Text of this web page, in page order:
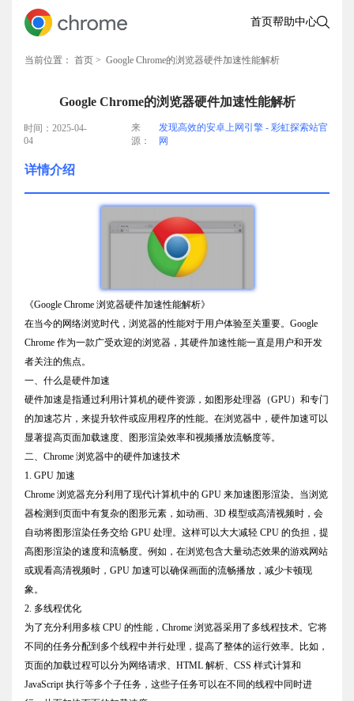
首页帮助中心
当前位置： 首页 > Google Chrome的浏览器硬件加速性能解析
Google Chrome的浏览器硬件加速性能解析
时间：2025-04-
04
来
源：
发现高效的安卓上网引擎 - 彩虹探索站官
网
详情介绍
《Google Chrome 浏览器硬件加速性能解析》
在当今的网络浏览时代，浏览器的性能对于用户体验至关重要。Google
Chrome 作为一款广受欢迎的浏览器，其硬件加速性能一直是用户和开发
者关注的焦点。
一、什么是硬件加速
硬件加速是指通过利用计算机的硬件资源，如图形处理器（GPU）和专门
的加速芯片，来提升软件或应用程序的性能。在浏览器中，硬件加速可以
显著提高页面加载速度、图形渲染效率和视频播放流畅度等。
二、Chrome 浏览器中的硬件加速技术
1. GPU 加速
Chrome 浏览器充分利用了现代计算机中的 GPU 来加速图形渲染。当浏览
器检测到页面中有复杂的图形元素，如动画、3D 模型或高清视频时，会
自动将图形渲染任务交给 GPU 处理。这样可以大大减轻 CPU 的负担，提
高图形渲染的速度和流畅度。例如，在浏览包含大量动态效果的游戏网站
或观看高清视频时，GPU 加速可以确保画面的流畅播放，减少卡顿现
象。
2. 多线程优化
为了充分利用多核 CPU 的性能，Chrome 浏览器采用了多线程技术。它将
不同的任务分配到多个线程中并行处理，提高了整体的运行效率。比如，
页面的加载过程可以分为网络请求、HTML 解析、CSS 样式计算和
JavaScript 执行等多个子任务，这些子任务可以在不同的线程中同时进